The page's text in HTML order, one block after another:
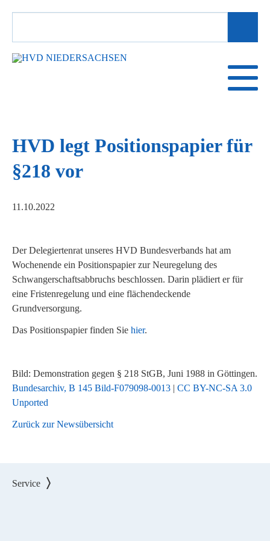
SUCHBEGRIFFE
HVD legt Positionspapier für
§218 vor
11.10.2022
Der Delegiertenrat unseres HVD Bundesverbands hat am
Wochenende ein Positionspapier zur Neuregelung des
Schwangerschaftsabbruchs beschlossen. Darin plädiert er für
eine Fristenregelung und eine flächendeckende
Grundversorgung.
Das Positionspapier finden Sie hier.
Bild: Demonstration gegen § 218 StGB, Juni 1988 in Göttingen.
Bundesarchiv, B 145 Bild-F079098-0013 | CC BY-NC-SA 3.0
Unported
Zurück zur Newsübersicht
Service